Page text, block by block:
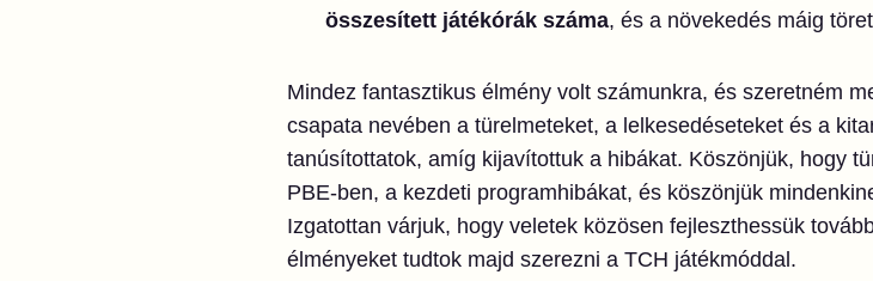
összesített játékórák száma, és a növekedés máig
Mindez fantasztikus élmény volt számunkra, és szeretném
csapata nevében a türelmeteket, a lelkesedéseteket és a
tanúsítottatok, amíg kijavítottuk a hibákat. Köszönjük, hogy
PBE-ben, a kezdeti programhibákat, és köszönjük
Izgatottan várjuk, hogy veletek közösen fejleszthessük
élményeket tudtok majd szerezni a TCH játékmóddal.